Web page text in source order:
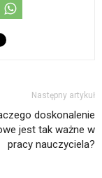
Następny artykuł
doskonalenie
jest tak ważne w
pracy nauczyciela?